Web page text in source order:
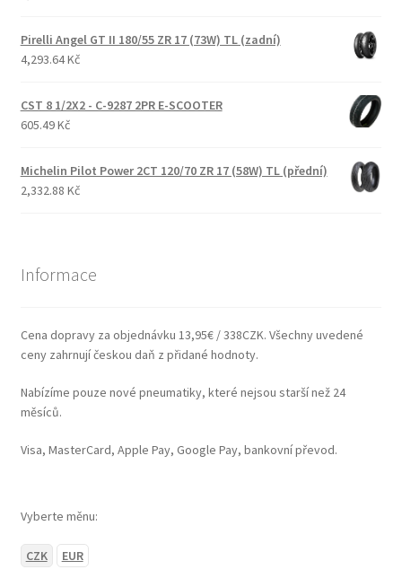
Pirelli Angel GT II 180/55 ZR 17 (73W) TL (zadní)
4,293.64 Kč
CST 8 1/2X2 - C-9287 2PR E-SCOOTER
605.49 Kč
Michelin Pilot Power 2CT 120/70 ZR 17 (58W) TL (přední)
2,332.88 Kč
Informace
Cena dopravy za objednávku 13,95€ / 338CZK. Všechny uvedené
ceny zahrnují českou daň z přidané hodnoty.
Nabízíme pouze nové pneumatiky, které nejsou starší než 24
měsíců.
Visa, MasterCard, Apple Pay, Google Pay, bankovní převod.
Vyberte měnu:
CZK EUR